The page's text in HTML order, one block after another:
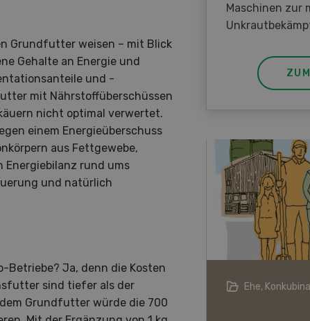
Grundfutter weisen – mit Blick
Gehalte an Energie und
und -
mit Nährstoffüberschüssen
nicht optimal verwertet.
einem Energieüberschuss
aus Fettgewebe,
rund ums
und natürlich
Betriebe? Ja, denn die Kosten
sind tiefer als der
Grundfutter würde die 700
Maschinen zur
Die Schweizer Landwirtschaft in
Jahren
Ehe,